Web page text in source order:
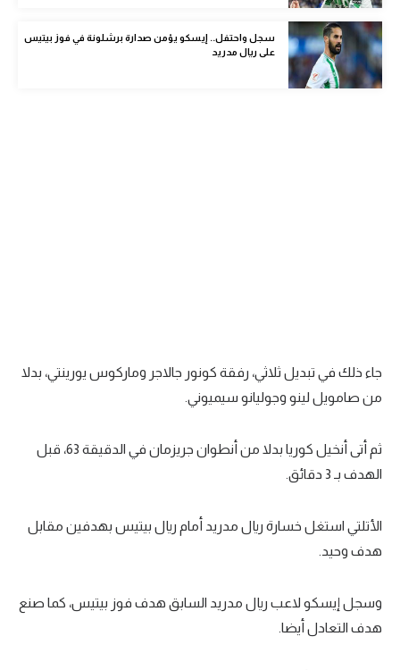
آسيا
أمريكا
حكايات في الجول
فيديو في الجول
سجل واحتفل.. إيسكو يؤمن صدارة برشلونة في فوز بيتيس
على ريال مدريد
جاء ذلك في تبديل ثلاثي، رفقة كونور جالاجر وماركوس يورينتي، بدلا
من صامويل لينو وجوليانو سيميوني.
ثم أتى أنخيل كوريا بدلا من أنطوان جريزمان في الدقيقة 63، قبل
الهدف بـ 3 دقائق.
الأتلتي استغل خسارة ريال مدريد أمام ريال بيتيس بهدفين مقابل
هدف وحيد.
وسجل إيسكو لاعب ريال مدريد السابق هدف فوز بيتيس، كما صنع
هدف التعادل أيضا.